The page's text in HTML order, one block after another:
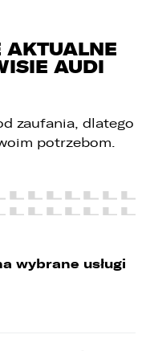
AKTUALNE
AUDI
zaufania, dlatego
potrzebom.
wybrane usługi